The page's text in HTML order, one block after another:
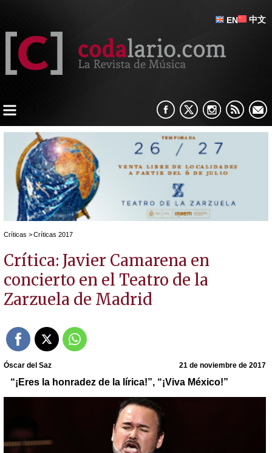
EN 中文
Críticas > Críticas 2017
Crítica: Javier Camarena en
concierto en el Teatro de la
Zarzuela de Madrid
Óscar del Saz 21 de noviembre de 2017
“¡Eres la honradez de la lírica!”, “¡Viva México!”